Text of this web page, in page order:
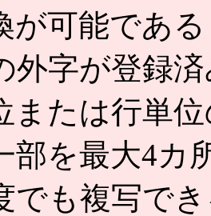
が可能である
外字が登録
または行単
部を最大4
でも複写で